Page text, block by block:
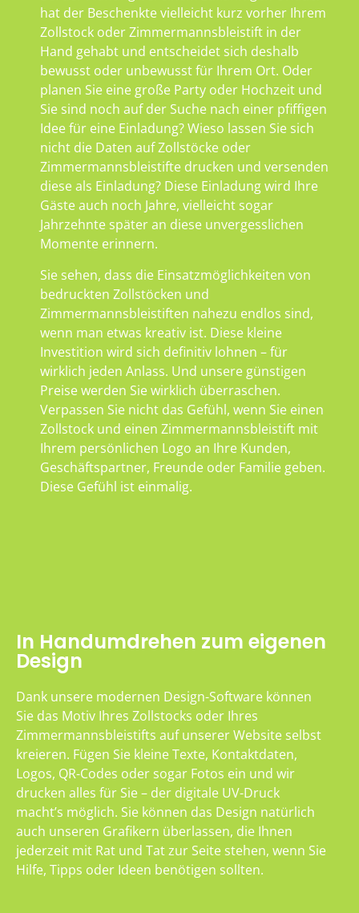
hat der Beschenkte vielleicht kurz vorher Ihrem
Zollstock oder Zimmermannsbleistift in der
Hand gehabt und entscheidet sich deshalb
bewusst oder unbewusst für Ihrem Ort. Oder
planen Sie eine große Party oder Hochzeit und
Sie sind noch auf der Suche nach einer pfiffigen
Idee für eine Einladung? Wieso lassen Sie sich
nicht die Daten auf Zollstöcke oder
Zimmermannsbleistifte drucken und versenden
diese als Einladung? Diese Einladung wird Ihre
Gäste auch noch Jahre, vielleicht sogar
Jahrzehnte später an diese unvergesslichen
Momente erinnern.
Sie sehen, dass die Einsatzmöglichkeiten von
bedruckten Zollstöcken und
Zimmermannsbleistiften nahezu endlos sind,
wenn man etwas kreativ ist. Diese kleine
Investition wird sich definitiv lohnen – für
wirklich jeden Anlass. Und unsere günstigen
Preise werden Sie wirklich überraschen.
Verpassen Sie nicht das Gefühl, wenn Sie einen
Zollstock und einen Zimmermannsbleistift mit
Ihrem persönlichen Logo an Ihre Kunden,
Geschäftspartner, Freunde oder Familie geben.
Diese Gefühl ist einmalig.
In Handumdrehen zum eigenen
Design
Dank unsere modernen Design-Software können
Sie das Motiv Ihres Zollstocks oder Ihres
Zimmermannsbleistifts auf unserer Website selbst
kreieren. Fügen Sie kleine Texte, Kontaktdaten,
Logos, QR-Codes oder sogar Fotos ein und wir
drucken alles für Sie – der digitale UV-Druck
macht’s möglich. Sie können das Design natürlich
auch unseren Grafikern überlassen, die Ihnen
jederzeit mit Rat und Tat zur Seite stehen, wenn Sie
Hilfe, Tipps oder Ideen benötigen sollten.